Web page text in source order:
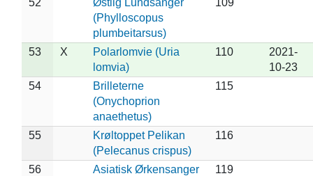
(Phylloscopus
plumbeitarsus)
53 X
Polarlomvie (Uria
lomvia)
110
2021-
10-23
54
Brilleterne
(Onychoprion
anaethetus)
115
55
Krøltoppet Pelikan
(Pelecanus crispus)
116
56
Asiatisk Ørkensanger
119